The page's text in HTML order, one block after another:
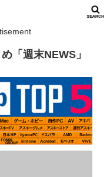
「週末NEWS」